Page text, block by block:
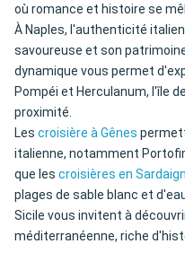
où romance et histoire se
À Naples, l'authenticité
savoureuse et son
dynamique vous permet
Pompéi et Herculanum, l'île
proximité.
Les croisière à Gênes
italienne, notamment
que les croisières en
plages de sable blanc et
Sicile vous invitent à
méditerranéenne, riche